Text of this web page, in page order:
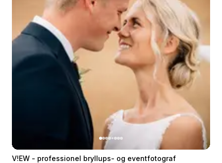
V!EW - professionel bryllups- og eventfotograf